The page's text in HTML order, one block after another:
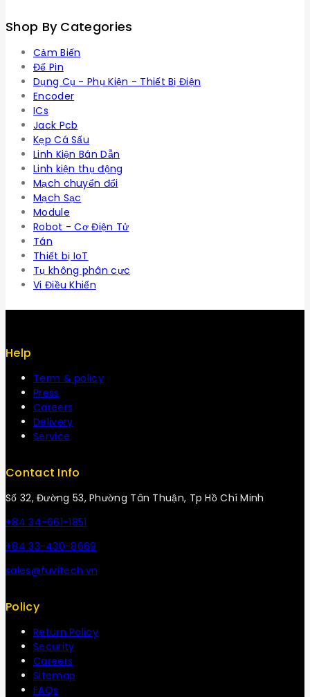
Shop By Categories
Cảm Biến
Đế Pin
Dụng Cụ - Phụ Kiện - Thiết Bị Điện
Encoder
ICs
Jack Pcb
Kẹp Cá Sấu
Linh Kiện Bán Dẫn
Linh kiện thụ động
Mạch chuyển đổi
Mạch Sạc
Module
Robot - Cơ Điện Tử
Tán
Thiết bị IoT
Tụ không phân cực
Vi Điều Khiển
Help
Term & policy
Press
Careers
Delivery
Service
Contact Info
Số 32, Đường 53, Phường Tân Thuận, Tp Hồ Chí Minh
+84 34-661-1851
+84 33-430-8669
sales@fuvitech.vn
Policy
Return Policy
Security
Careers
Sitemap
FAQs